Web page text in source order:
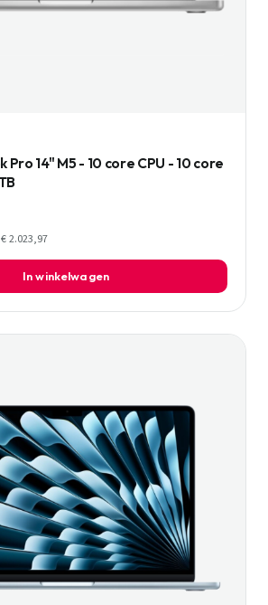
Pro 14" M5 - 10 core CPU - 10 core
2.023,97
In winkelwagen